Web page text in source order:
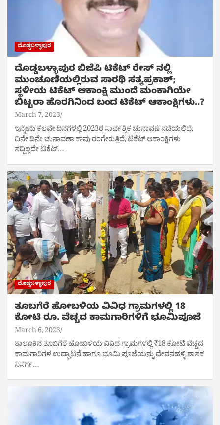
ದೊಡ್ಡಬಳ್ಳಾಪುರ
ದೊಡ್ಡಬಳ್ಳಾಪುರ ಬಿಜೆಪಿ ಟಿಕೆಟ್ ರೇಸ್ ನಲ್ಲಿ
ಮುಂಚೂಣಿಯಲ್ಲಿರುವ ಸಾರಥಿ ಸತ್ಯಪ್ರಕಾಶ್;
ಸ್ಥಳೀಯ ಟಿಕೆಟ್ ಆಕಾಂಕ್ಷಿ ಮುಂದೆ ಮಂಕಾಗಿಯೇ
ಬಿಟ್ಟರಾ ಹೊರಗಿನಿಂದ ಬಂದ ಟಿಕೆಟ್ ಆಕಾಂಕ್ಷಿಗಳು..?
March 7, 2023
ಇನ್ನೇನು ಕೆಲವೇ ದಿನಗಳಲ್ಲಿ 2023ರ ಸಾರ್ವತ್ರಿಕ ಚುನಾವಣೆ ನಡೆಯಲಿದೆ,
ದಿನೇ‌ ದಿನೇ ಚುನಾವಣಾ ಕಾವು ರಂಗೇರುತ್ತಿದೆ, ಟಿಕೆಟ್ ಆಕಾಂಕ್ಷಿಗಳು
ಸದ್ದಿಲ್ಲದೇ ಟಿಕೆಟ್…
ದೊಡ್ಡಬಳ್ಳಾಪುರ
ತೂಬಗೆರೆ ಹೋಬಳಿಯ ವಿವಿಧ ಗ್ರಾಮಗಳಲ್ಲಿ 18
ಕೋಟಿ‌ ರೂ. ವೆಚ್ಚದ ಕಾಮಗಾರಿಗಳಿಗೆ ಭೂಮಿಪೂಜೆ
March 6, 2023
ತಾಲೂಕಿನ ತೂಬಗೆರೆ ಹೋಬಳಿಯ ವಿವಿಧ ಗ್ರಾಮಗಳಲ್ಲಿ ₹18 ಕೋಟಿ ವೆಚ್ಚದ
ಕಾಮಗಾರಿಗಳ ಉದ್ಘಾಟನೆ ಹಾಗೂ‌ ಭೂಮಿ ಪೂಜೆಯನ್ನು ದೇವನಹಳ್ಳಿ ಶಾಸಕ
ನಿಸರ್ಗ…